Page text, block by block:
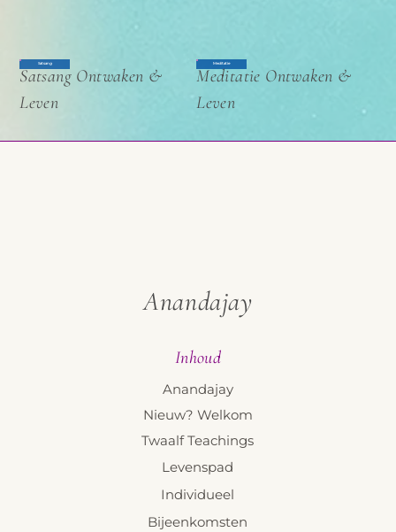
Satsang
Satsang Ontwaken &
Leven
Meditatie
Meditatie Ontwaken &
Leven
Inhoud
Nieuw? Welkom
Anandajay
Twaalf Teachings
Levenspad
Individueel
Bijeenkomsten
Anandajay